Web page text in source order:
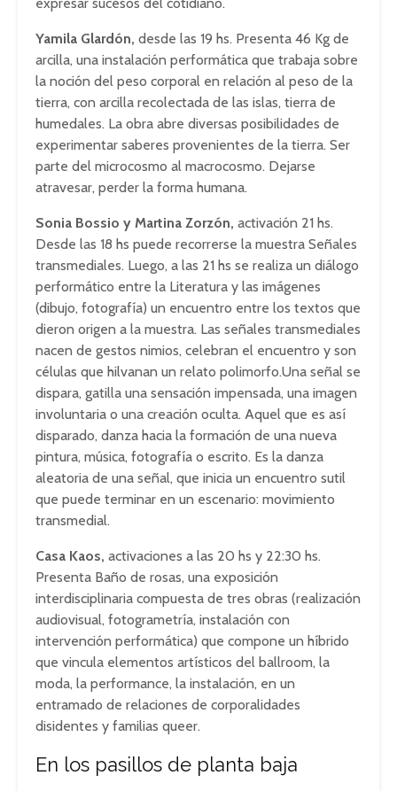
Yamila Glardón, desde las 19 hs. Presenta 46 Kg de
arcilla, una instalación performática que trabaja sobre
la noción del peso corporal en relación al peso de la
tierra, con arcilla recolectada de las islas, tierra de
humedales. La obra abre diversas posibilidades de
experimentar saberes provenientes de la tierra. Ser
parte del microcosmo al macrocosmo. Dejarse
atravesar, perder la forma humana.
Sonia Bossio y Martina Zorzón, activación 21 hs.
Desde las 18 hs puede recorrerse la muestra Señales
transmediales. Luego, a las 21 hs se realiza un diálogo
performático entre la Literatura y las imágenes
(dibujo, fotografía) un encuentro entre los textos que
dieron origen a la muestra. Las señales transmediales
nacen de gestos nimios, celebran el encuentro y son
células que hilvanan un relato polimorfo.Una señal se
dispara, gatilla una sensación impensada, una imagen
involuntaria o una creación oculta. Aquel que es así
disparado, danza hacia la formación de una nueva
pintura, música, fotografía o escrito. Es la danza
aleatoria de una señal, que inicia un encuentro sutil
que puede terminar en un escenario: movimiento
transmedial.
Casa Kaos, activaciones a las 20 hs y 22:30 hs.
Presenta Baño de rosas, una exposición
interdisciplinaria compuesta de tres obras (realización
audiovisual, fotogrametría, instalación con
intervención performática) que compone un híbrido
que vincula elementos artísticos del ballroom, la
moda, la performance, la instalación, en un
entramado de relaciones de corporalidades
disidentes y familias queer.
En los pasillos de planta baja